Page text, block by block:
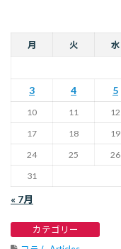
月 火 水
3
4 5
10 11 12
17
18 19
24
25 26
31
« 7月
カテゴリー